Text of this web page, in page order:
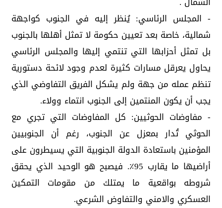
- المجلس الرئاسي: يُنظر إليه في الجنوب كواجهة
شمالية، خاصة بعد تعيين حكومة لا تمثل أهلها بالجنوب
بل تمثل أحزابها التي تنتمي إليها والمجلس الرئاسي
يحاول يعرقل مسارات كثيرة لعدم وجود لائحة دستورية
تنظم عمله من جهة ولم يشكل الفريق التفاوضي الذي
يجب أن يكون المنتمين إلى الجنوب انتماء وولاء.
- مفاوضات الحوثيين: كل المفاوضات التي تجري مع
الحوثي تُدار بمعزل عن الجنوب، رغم أن الجنوبيين
المؤمنين باستعادة الدولة الجنوبية التي يسيطرون على
أراضيها ما يقارب 95٪. فيصبح هو الوحيد الذي يحقق
شروطه بواقعية ما يمتلك من مقومات التمكين
العسكري والامني والتفاوض الشرعي.